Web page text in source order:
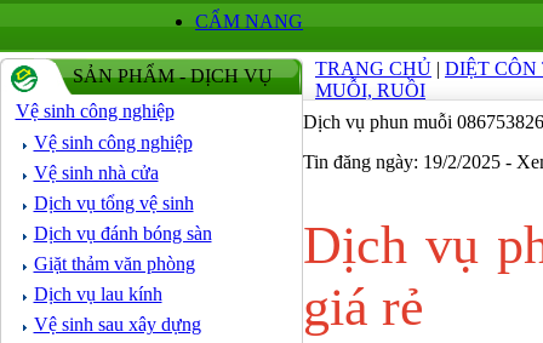
CẨM NANG
SẢN PHẨM - DỊCH VỤ
Vệ sinh công nghiệp
Vệ sinh công nghiệp
Vệ sinh nhà cửa
Dịch vụ tổng vệ sinh
Dịch vụ đánh bóng sàn
Giặt thảm văn phòng
Dịch vụ lau kính
Vệ sinh sau xây dựng
TRANG CHỦ | DIỆT CÔN
MUỖI, RUỒI
Dịch vụ phun muỗi
Tin đăng ngày: 19/2/2025 -
Dịch vụ
giá rẻ